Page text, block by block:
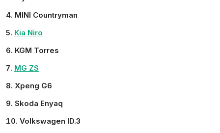
MINI Countryman
Kia Niro
KGM Torres
MG ZS
Xpeng G6
Skoda Enyaq
Volkswagen ID.3